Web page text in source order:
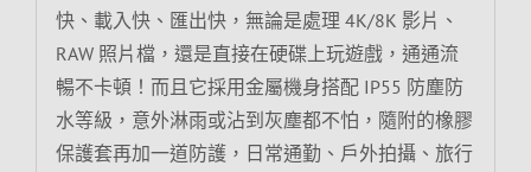
快、載入快、匯出快，無論是處理 4K/8K 影片、
RAW 照片檔，還是直接在硬碟上玩遊戲，通通流
暢不卡頓！而且它採用金屬機身搭配 IP55 防塵防
水等級，意外淋雨或沾到灰塵都不怕，隨附的橡膠
保護套再加一道防護，日常通勤、戶外拍攝、旅行